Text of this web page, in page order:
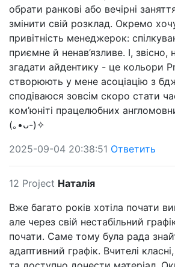
обрати ранкові або вечірні
змінити свій розклад. Окремо
привітність менеджерок:
приємне й ненав’язливе. І,
згадати айдентику - це кольори
створюють у мене асоціацію з
сподіваюся зовсім скоро стати
ком’юніті працелюбних
(⁠｡⁠•‌⁠ᴗ⁠-⁠)⁠✧
2025-09-04 20:38:51 Ответить
12 Project Наталія
Вже багато років хотіла почати
але через свій нестабільний
почати. Саме тому була рада
адаптивний графік. Вчителі